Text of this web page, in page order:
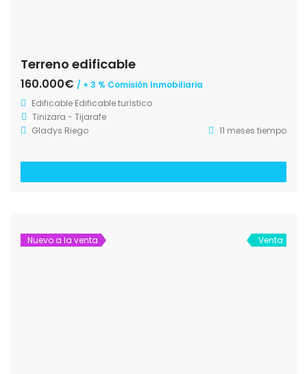
Terreno edificable
160.000€ / + 3 % Comisión Inmobiliaria
Edificable Edificable turístico
Tinizara - Tijarafe
Gladys Riego
11 meses tiempo
Nuevo a la venta Venta